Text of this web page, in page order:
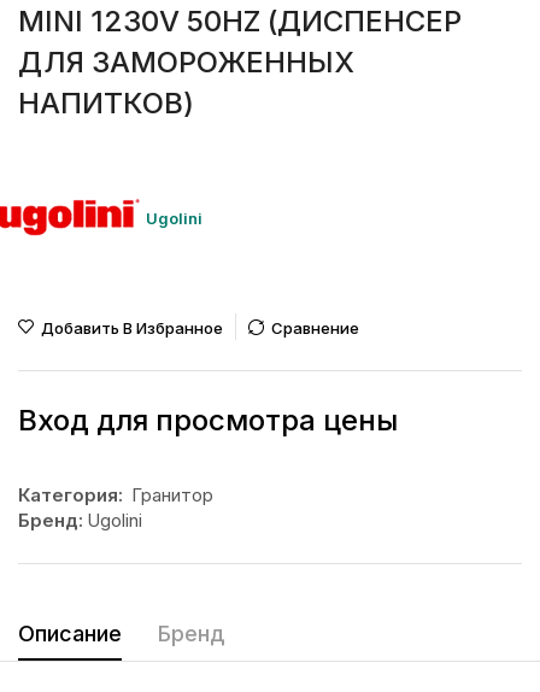
MINI 1230V 50HZ (ДИСПЕНСЕР
ДЛЯ ЗАМОРОЖЕННЫХ
НАПИТКОВ)
Ugolini
Добавить В Избранное Сравнение
Вход для просмотра цены
Категория: Гранитор
Бренд: Ugolini
Описание Бренд